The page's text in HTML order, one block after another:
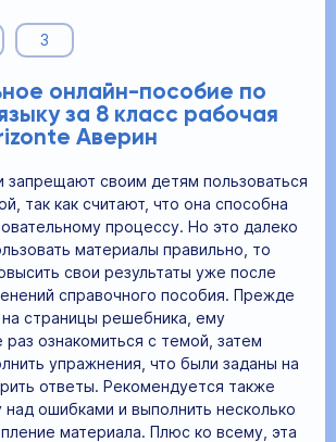
3
онлайн-пособие по
за 8 класс рабочая
Аверин
запрещают своим детям пользоваться
так как считают, что она способна
процессу. Но это далеко
материалы правильно, то
свои результаты уже после
справочного пособия. Прежде
на страницы решебника, ему
ознакомиться с темой, затем
упражнения, что были заданы на
ответы. Рекомендуется также
ошибками и выполнить несколько
материала. Плюс ко всему, эта